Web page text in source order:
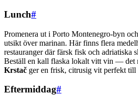
Lunch#
Promenera ut i Porto Montenegro-byn
utsikt över marinan. Här finns flera
restauranger där färsk fisk och adriatiska
Beställ en kall flaska lokalt vitt vin — det
Krstač ger en frisk, citrusig vit perfekt till
Eftermiddag#